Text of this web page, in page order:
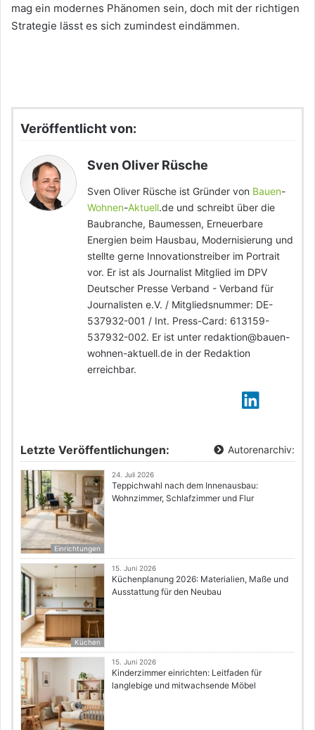
mag ein modernes Phänomen sein, doch mit der richtigen
Strategie lässt es sich zumindest eindämmen.
Veröffentlicht von:
Sven Oliver Rüsche
Sven Oliver Rüsche ist Gründer von Bauen-
Wohnen-Aktuell.de und schreibt über die
Baubranche, Baumessen, Erneuerbare
Energien beim Hausbau, Modernisierung und
stellte gerne Innovationstreiber im Portrait
vor. Er ist als Journalist Mitglied im DPV
Deutscher Presse Verband - Verband für
Journalisten e.V. / Mitgliedsnummer: DE-
537932-001 / Int. Press-Card: 613159-
537932-002. Er ist unter redaktion@bauen-
wohnen-aktuell.de in der Redaktion
erreichbar.
Letzte Veröffentlichungen: Autorenarchiv:
Einrichtungen
24. Juli 2026
Teppichwahl nach dem Innenausbau:
Wohnzimmer, Schlafzimmer und Flur
Küchen
15. Juni 2026
Küchenplanung 2026: Materialien, Maße und
Ausstattung für den Neubau
15. Juni 2026
Kinderzimmer einrichten: Leitfaden für
langlebige und mitwachsende Möbel